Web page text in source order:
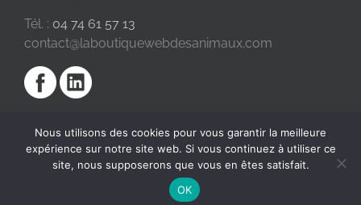
Tél. : 04 74 61 57 13
contact@laboutiquewebdesanimaux.com
2018 © La Boutique Web des Animaux | Réalisé par
Nous utilisons des cookies pour vous garantir la meilleure
expérience sur notre site web. Si vous continuez à utiliser ce
site, nous supposerons que vous en êtes satisfait.
OK